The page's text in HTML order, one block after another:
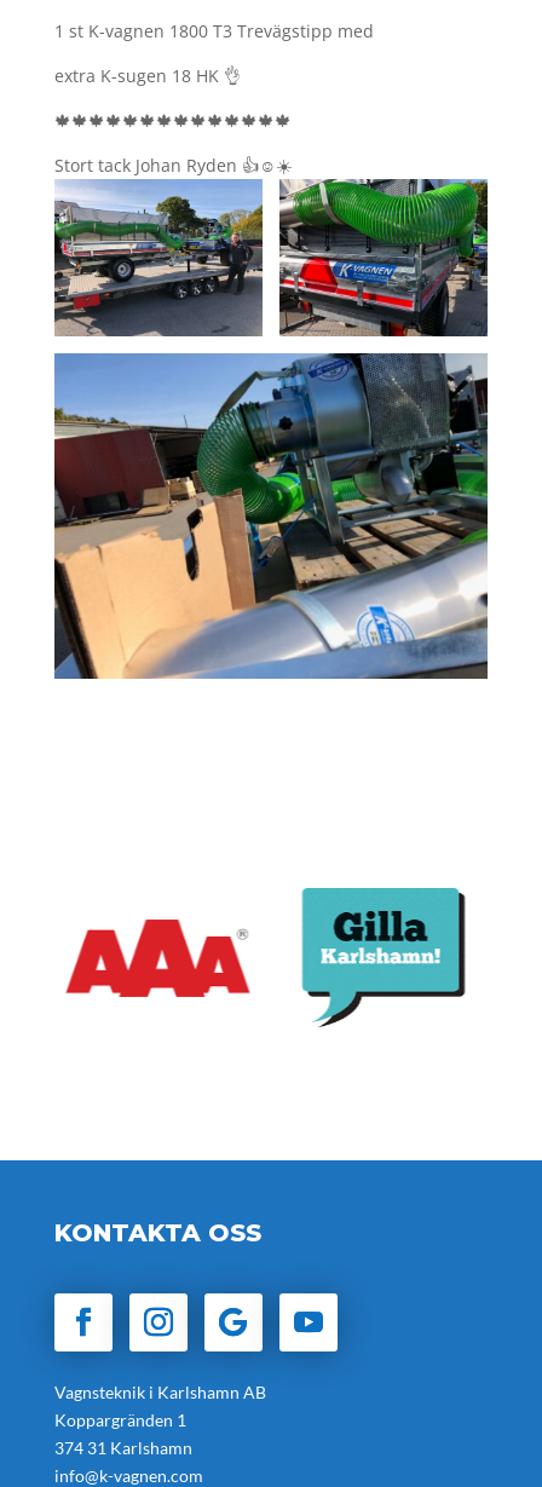
1 st K-vagnen 1800 T3 Trevägstipp med
extra K-sugen 18 HK 👌
🍁🍁🍁🍁🍁🍁🍁🍁🍁🍁🍁🍁🍁🍁
Stort tack Johan Ryden 👍☺️☀️
KONTAKTA OSS
Vagnsteknik i Karlshamn AB
Koppargränden 1
374 31 Karlshamn
info@k-vagnen.com